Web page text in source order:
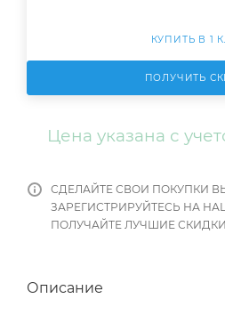
КУПИТЬ В 1
ПОЛУЧИТЬ
Цена указана с
СДЕЛАЙТЕ СВОИ ПОКУПКИ
ЗАРЕГИСТРИРУЙТЕСЬ НА
ПОЛУЧАЙТЕ ЛУЧШИЕ
Описание